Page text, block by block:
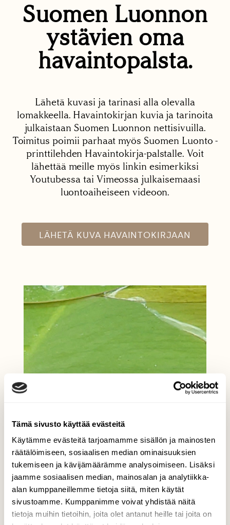
Tämä sivusto käyttää evästeitä
Käytämme evästeitä tarjoamamme sisällön ja mainosten
räätälöimiseen, sosiaalisen median ominaisuuksien
tukemiseen ja kävijämäärämme analysoimiseen. Lisäksi
jaamme sosiaalisen median, mainosalan ja analytiikka-
alan kumppaneillemme tietoja siitä, miten käytät
sivustoamme. Kumppanimme voivat yhdistää näitä
tietoja muihin tietoihin, joita olet antanut heille tai joita on
Suomen Luonnon
ystävien oma
havaintopalsta.
Lähetä kuvasi ja tarinasi alla olevalla
lomakkeella. Havaintokirjan kuvia ja tarinoita
julkaistaan Suomen Luonnon nettisivuilla.
Toimitus poimii parhaat myös Suomen Luonto -
printtilehden Havaintokirja-palstalle. Voit
lähettää meille myös linkin esimerkiksi
Youtubessa tai Vimeossa julkaisemaasi
luontoaiheiseen videoon.
LÄHETÄ KUVA HAVAINTOKIRJAAN